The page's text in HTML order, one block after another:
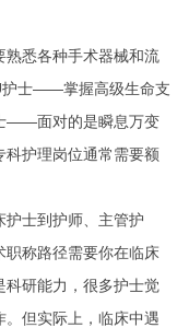
悉各种手术器械和流
护士——掌握高级生命支
——面对的是瞬息万变
科护理岗位通常需要额
士到护师、主管护
职称路径需要你在临床
科研能力，很多护士觉
但实际上，临床中遇